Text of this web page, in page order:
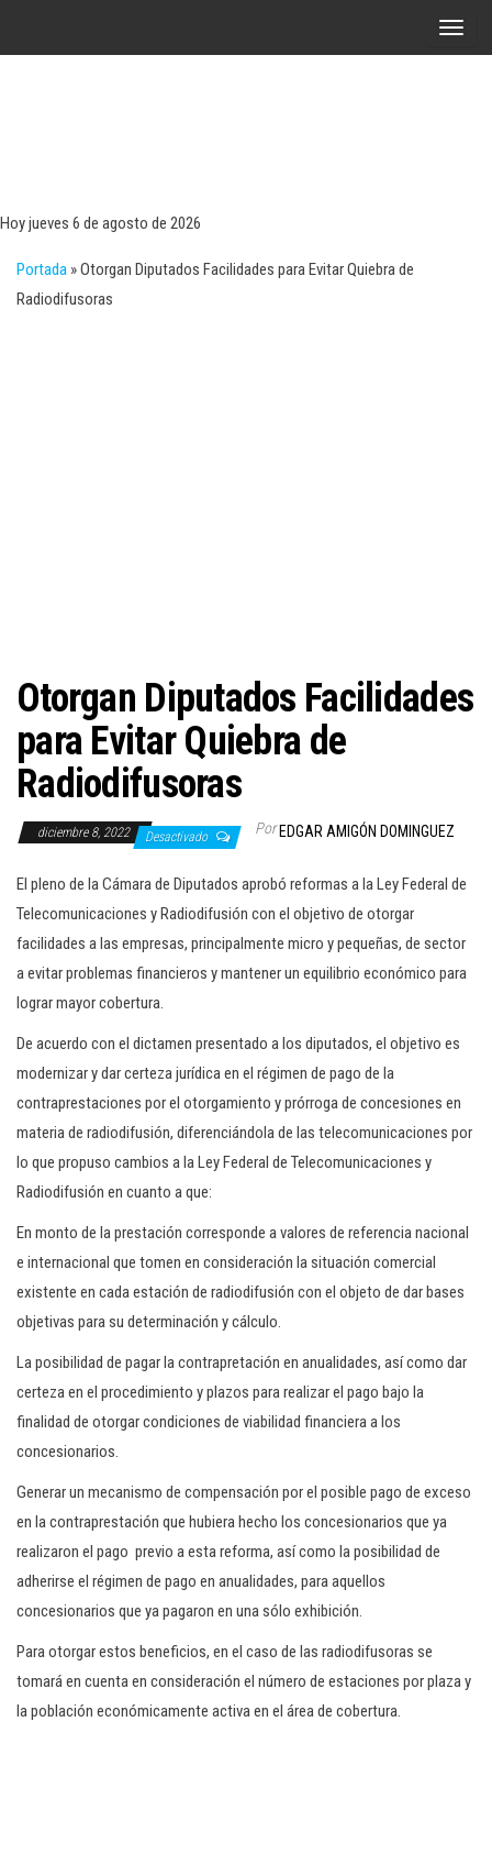
A
Hoy jueves 6 de agosto de 2026
Portada »Otorgan Diputados Facilidades para Evitar Quiebra de
Radiodifusoras
Otorgan Diputados Facilidades
para Evitar Quiebra de
Radiodifusoras
diciembre 8, 2022 Desactivado Por EDGAR AMIGÓN DOMINGUEZ
El pleno de la Cámara de Diputados aprobó reformas a la Ley Federal de
Telecomunicaciones y Radiodifusión con el objetivo de otorgar
facilidades a las empresas, principalmente micro y pequeñas, de sector
a evitar problemas financieros y mantener un equilibrio económico para
lograr mayor cobertura.
De acuerdo con el dictamen presentado a los diputados, el objetivo es
modernizar y dar certeza jurídica en el régimen de pago de la
contraprestaciones por el otorgamiento y prórroga de concesiones en
materia de radiodifusión, diferenciándola de las telecomunicaciones por
lo que propuso cambios a la Ley Federal de Telecomunicaciones y
Radiodifusión en cuanto a que:
En monto de la prestación corresponde a valores de referencia nacional
e internacional que tomen en consideración la situación comercial
existente en cada estación de radiodifusión con el objeto de dar bases
objetivas para su determinación y cálculo.
La posibilidad de pagar la contrapretación en anualidades, así como dar
certeza en el procedimiento y plazos para realizar el pago bajo la
finalidad de otorgar condiciones de viabilidad financiera a los
concesionarios.
Generar un mecanismo de compensación por el posible pago de exceso
en la contraprestación que hubiera hecho los concesionarios que ya
realizaron el pago previo a esta reforma, así como la posibilidad de
adherirse el régimen de pago en anualidades, para aquellos
concesionarios que ya pagaron en una sólo exhibición.
Para otorgar estos beneficios, en el caso de las radiodifusoras se
tomará en cuenta en consideración el número de estaciones por plaza y
la población económicamente activa en el área de cobertura.